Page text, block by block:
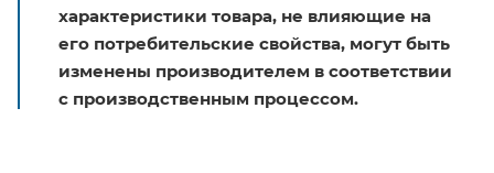
характеристики товара, не влияющие на
его потребительские свойства, могут быть
изменены производителем в соответствии
с производственным процессом.